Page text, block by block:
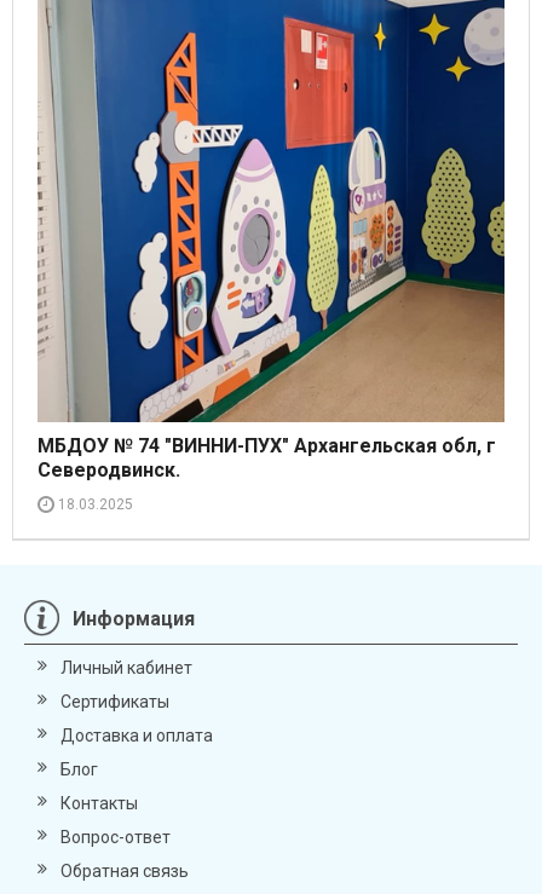
МБДОУ № 74 "ВИННИ-ПУХ" Архангельская обл, г
Северодвинск.
18.03.2025
Информация
Личный кабинет
Сертификаты
Доставка и оплата
Блог
Контакты
Вопрос-ответ
Обратная связь